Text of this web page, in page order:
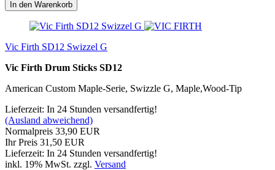
In den Warenkorb
Vic Firth SD12 Swizzel G
Vic Firth Drum Sticks SD12
American Custom Maple-Serie, Swizzle G, Maple,Wood-Tip
Lieferzeit: In 24 Stunden versandfertig!
(Ausland abweichend)
Normalpreis 33,90 EUR
Ihr Preis 31,50 EUR
Lieferzeit: In 24 Stunden versandfertig!
inkl. 19% MwSt. zzgl. Versand